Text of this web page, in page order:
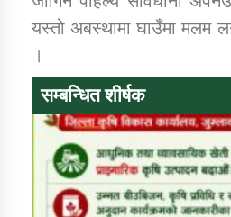
यस्तो अबस्थामा घाउँमा मलम
।
सम्बन्धित शीर्षक